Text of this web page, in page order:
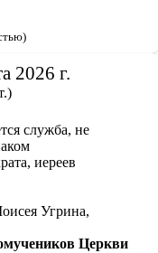
2026 г.
иереев
Угрина,
Церкви